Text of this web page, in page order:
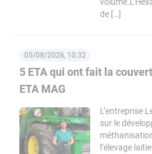
de […]
5 ETA qui ont fait la
ETA MAG
05/08/2026, 10:32
L’entreprise
sur le
l’élevage